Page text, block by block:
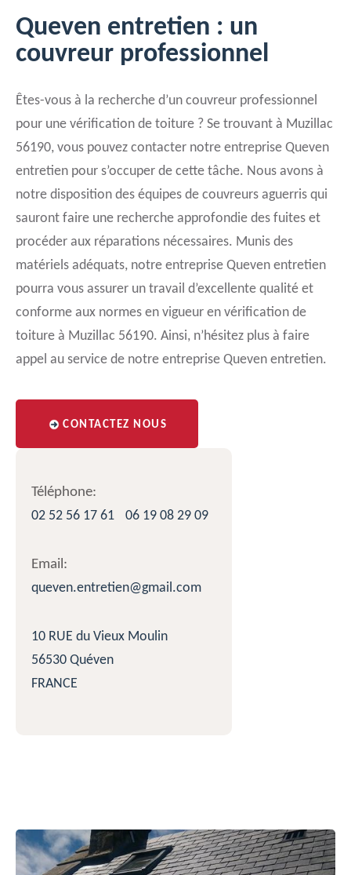
Queven entretien : un
couvreur professionnel
Êtes-vous à la recherche d’un couvreur professionnel
pour une vérification de toiture ? Se trouvant à Muzillac
56190, vous pouvez contacter notre entreprise Queven
entretien pour s’occuper de cette tâche. Nous avons à
notre disposition des équipes de couvreurs aguerris qui
sauront faire une recherche approfondie des fuites et
procéder aux réparations nécessaires. Munis des
matériels adéquats, notre entreprise Queven entretien
pourra vous assurer un travail d’excellente qualité et
conforme aux normes en vigueur en vérification de
toiture à Muzillac 56190. Ainsi, n’hésitez plus à faire
appel au service de notre entreprise Queven entretien.
CONTACTEZ NOUS
Téléphone:
02 52 56 17 61
06 19 08 29 09
Email:
queven.entretien@gmail.com
10 RUE du Vieux Moulin
56530 Quéven
FRANCE